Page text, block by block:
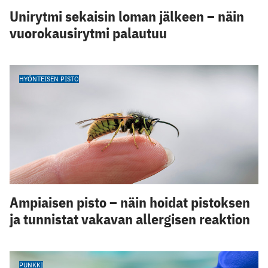
Unirytmi sekaisin loman jälkeen – näin
vuorokausirytmi palautuu
HYÖNTEISEN PISTO
Ampiaisen pisto – näin hoidat pistoksen
ja tunnistat vakavan allergisen reaktion
PUNKKI